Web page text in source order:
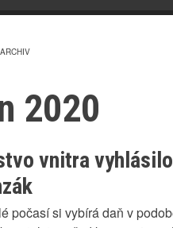
ARCHIV
2020
vnitra
počasí si vybírá daň v